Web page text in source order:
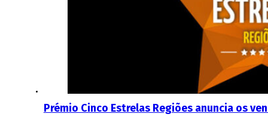
Prémio Cinco Estrelas Regiões anuncia os